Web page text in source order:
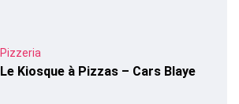
Pizzeria
Le Kiosque à Pizzas – Cars Blaye